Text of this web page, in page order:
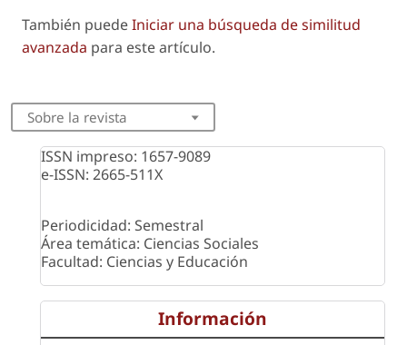
También puedeIniciar una búsqueda de similitud
avanzada para este artículo.
Sobre la revista
ISSN impreso: 1657-9089
e-ISSN: 2665-511X
Periodicidad: Semestral
Área temática: Ciencias Sociales
Facultad: Ciencias y Educación
Información